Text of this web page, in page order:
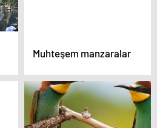
Muhteşem manzaralar